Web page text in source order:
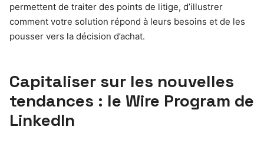
permettent de traiter des points de litige, d’illustrer
comment votre solution répond à leurs besoins et de les
pousser vers la décision d’achat.
Capitaliser sur les nouvelles
tendances : le Wire Program de
LinkedIn